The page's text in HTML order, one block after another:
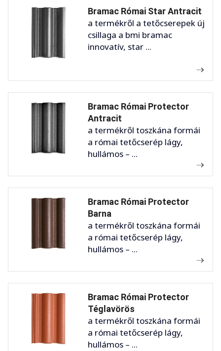
Bramac Római Star Antracit
a termékről a tetőcserepek új
csillaga a bmi bramac
innovatív, star ...
Bramac Római Protector
Antracit
a termékről toszkána formái
a római tetőcserép lágy,
hullámos – ...
Bramac Római Protector
Barna
a termékről toszkána formái
a római tetőcserép lágy,
hullámos – ...
Bramac Római Protector
Téglavörös
a termékről toszkána formái
a római tetőcserép lágy,
hullámos – ...